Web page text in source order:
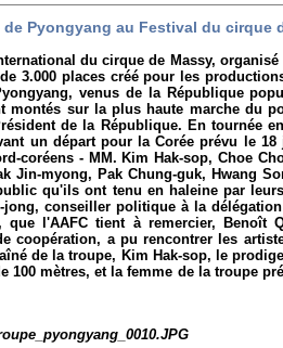
Pyongyang au Festival du cirque
du cirque de Massy, organisé
3.000 places créé pour les
venus de la République
montés sur la plus haute marche du
de la République. En tournée
un départ pour la Corée prévu le
coréens - MM. Kim Hak-sop, Choe
Jin-myong, Pak Chung-guk, Hwang
qu'ils ont tenu en haleine par
conseiller politique à la
l'AAFC tient à remercier, Benoît
coopération, a pu rencontrer les
de la troupe, Kim Hak-sop, le
100 mètres, et la femme de la troupe